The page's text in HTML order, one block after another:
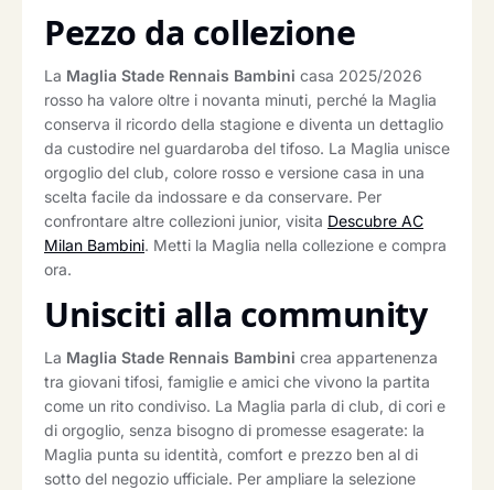
Pezzo da collezione
La Maglia Stade Rennais Bambini casa 2025/2026
rosso ha valore oltre i novanta minuti, perché la Maglia
conserva il ricordo della stagione e diventa un dettaglio
da custodire nel guardaroba del tifoso. La Maglia unisce
orgoglio del club, colore rosso e versione casa in una
scelta facile da indossare e da conservare. Per
confrontare altre collezioni junior, visita Descubre AC
Milan Bambini. Metti la Maglia nella collezione e compra
ora.
Unisciti alla community
La Maglia Stade Rennais Bambini crea appartenenza
tra giovani tifosi, famiglie e amici che vivono la partita
come un rito condiviso. La Maglia parla di club, di cori e
di orgoglio, senza bisogno di promesse esagerate: la
Maglia punta su identità, comfort e prezzo ben al di
sotto del negozio ufficiale. Per ampliare la selezione